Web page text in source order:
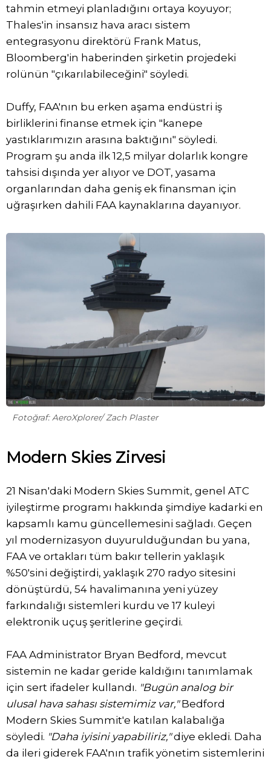
tahmin etmeyi planladığını ortaya koyuyor;
Thales'in insansız hava aracı sistem
entegrasyonu direktörü Frank Matus,
Bloomberg'in haberinden şirketin projedeki
rolünün "çıkarılabileceğini" söyledi.
Duffy, FAA'nın bu erken aşama endüstri iş
birliklerini finanse etmek için "kanepe
yastıklarımızın arasına baktığını" söyledi.
Program şu anda ilk 12,5 milyar dolarlık kongre
tahsisi dışında yer alıyor ve DOT, yasama
organlarından daha geniş ek finansman için
uğraşırken dahili FAA kaynaklarına dayanıyor.
Fotoğraf: AeroXplorer/ Zach Plaster
Modern Skies Zirvesi
21 Nisan'daki Modern Skies Summit, genel ATC
iyileştirme programı hakkında şimdiye kadarki en
kapsamlı kamu güncellemesini sağladı. Geçen
yıl modernizasyon duyurulduğundan bu yana,
FAA ve ortakları tüm bakır tellerin yaklaşık
%50'sini değiştirdi, yaklaşık 270 radyo sitesini
dönüştürdü, 54 havalimanına yeni yüzey
farkındalığı sistemleri kurdu ve 17 kuleyi
elektronik uçuş şeritlerine geçirdi.
FAA Administrator Bryan Bedford, mevcut
sistemin ne kadar geride kaldığını tanımlamak
için sert ifadeler kullandı. "Bugün analog bir
ulusal hava sahası sistemimiz var,"Bedford
Modern Skies Summit'e katılan kalabalığa
söyledi. "Daha iyisini yapabiliriz,"diye ekledi. Daha
da ileri giderek FAA'nın trafik yönetim sistemlerini